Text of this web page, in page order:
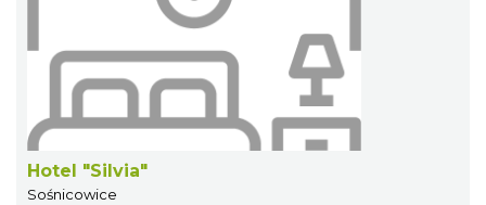
Hotel "Silvia"
Sośnicowice